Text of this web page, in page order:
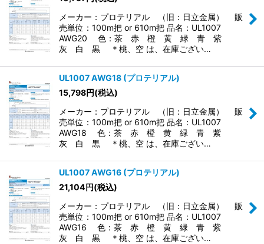
メーカー：プロテリアル （旧：日立金属） 販
売単位：100m把 or 610m把 品名：UL1007
AWG20 色：茶 赤 橙 黄 緑 青 紫
灰 白 黒 ＊桃、空 は、在庫ござい…
UL1007 AWG18 (プロテリアル)
15,798円(税込)
メーカー：プロテリアル （旧：日立金属） 販
売単位：100m把 or 610m把 品名：UL1007
AWG18 色：茶 赤 橙 黄 緑 青 紫
灰 白 黒 ＊桃、空 は、在庫ござい…
UL1007 AWG16 (プロテリアル)
21,104円(税込)
メーカー：プロテリアル （旧：日立金属） 販
売単位：100m把 or 610m把 品名：UL1007
AWG16 色：茶 赤 橙 黄 緑 青 紫
灰 白 黒 ＊桃、空 は、在庫ござい…